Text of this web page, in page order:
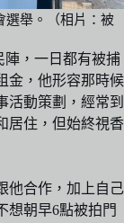
選舉。（相片：被
陣，一日都有被捕
金，他形容那時候
活動策劃，經常到
居住，但始終視香
他合作，加上自己
想朝早6點被拍門